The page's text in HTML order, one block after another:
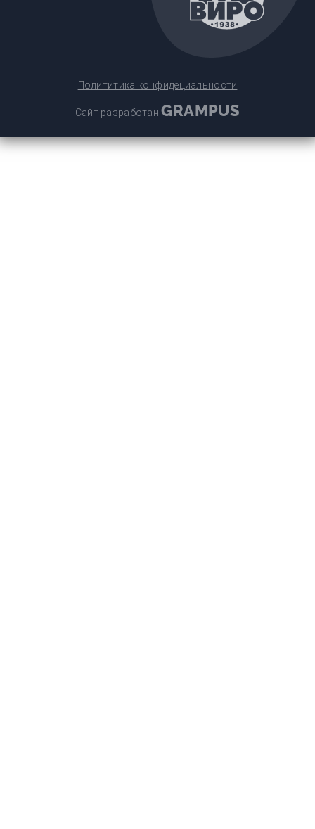
Полититика конфидециальности
Сайт разработанGRAMPUS